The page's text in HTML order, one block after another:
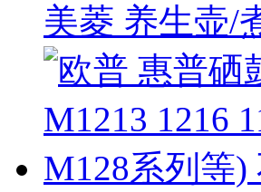
美菱 养生壶/